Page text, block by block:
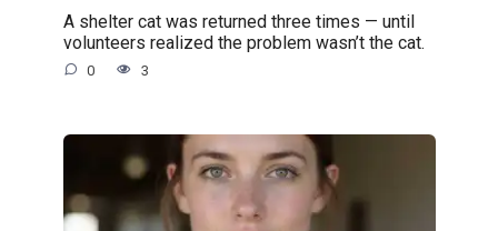
A shelter cat was returned three times — until
volunteers realized the problem wasn’t the cat.
0 3